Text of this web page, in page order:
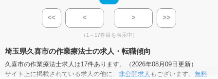
<< < > >>
（1～17件目を表示中）
埼玉県久喜市の作業療法士の求人・転職傾向
久喜市の作業療法士求人は17件あります。（2026年08月09日更新）
サイト上に掲載されている求人の他に、 非公開求人 もございます。 無料